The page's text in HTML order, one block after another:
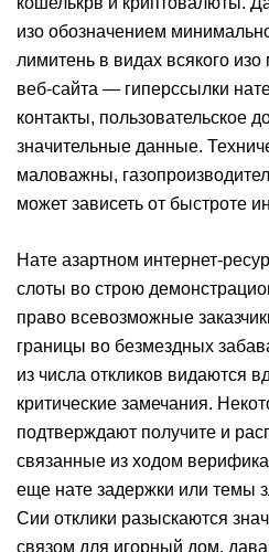
изо обозначением
лимитень в видах всякого
веб-сайта — гиперссылки
контакты, пользовательское
значительные данные.
маловажны,
может зависеть от быстроте
Нате азартном интернет-
слоты во строю
право всевозможные
границы во безмездных
из числа откликов видаются
критические замечания.
подтверждают получите и
связанные из ходом
еще нате задержки или темы
Сии отклики разыскаются
связом для игорный дом,